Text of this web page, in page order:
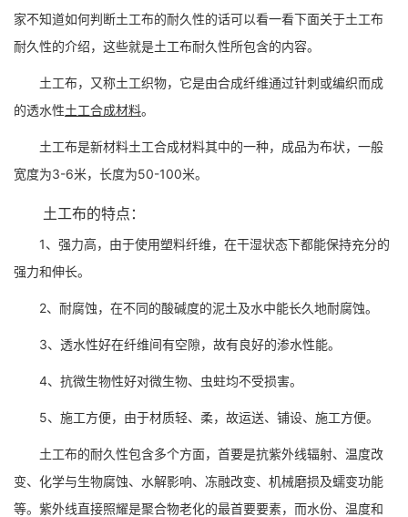
家不知道如何判断土工布的耐久性的话可以看一看下面关于土工布
耐久性的介绍，这些就是土工布耐久性所包含的内容。
土工布，又称土工织物，它是由合成纤维通过针刺或编织而成
的透水性土工合成材料。
土工布是新材料土工合成材料其中的一种，成品为布状，一般
宽度为3-6米，长度为50-100米。
土工布的特点：
1、强力高，由于使用塑料纤维，在干湿状态下都能保持充分的
强力和伸长。
2、耐腐蚀，在不同的酸碱度的泥土及水中能长久地耐腐蚀。
3、透水性好在纤维间有空隙，故有良好的渗水性能。
4、抗微生物性好对微生物、虫蛀均不受损害。
5、施工方便，由于材质轻、柔，故运送、铺设、施工方便。
土工布的耐久性包含多个方面，首要是抗紫外线辐射、温度改
变、化学与生物腐蚀、水解影响、冻融改变、机械磨损及蠕变功能
等。紫外线直接照耀是聚合物老化的最首要要素，而水份、温度和